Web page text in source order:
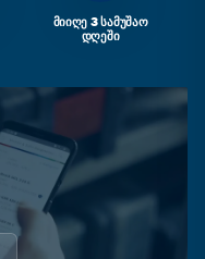
ᲛᲘᲘᲦᲔ 3 ᲡᲐᲛᲣᲨᲐᲝ
ᲓᲦᲔᲨᲘ